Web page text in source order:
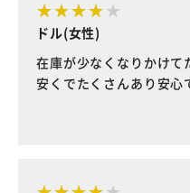
ドル(女性)
在庫が少なくなりかけて
安くでたくさんあり安心